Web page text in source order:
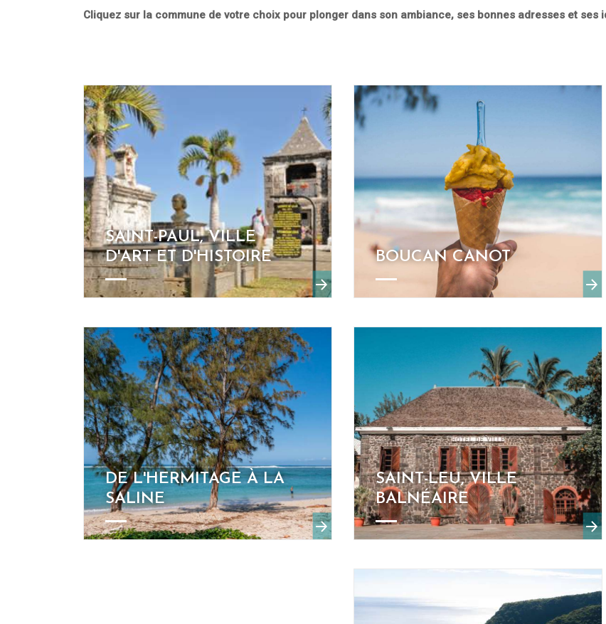
Cliquez sur la commune de votre choix pour plonger dans son ambiance, ses bonnes adresses et ses
SAINT-PAUL, VILLE
D'ART ET D'HISTOIRE
BOUCAN CANOT
DE L'HERMITAGE À LA
SALINE
SAINT-LEU, VILLE
BALNÉAIRE